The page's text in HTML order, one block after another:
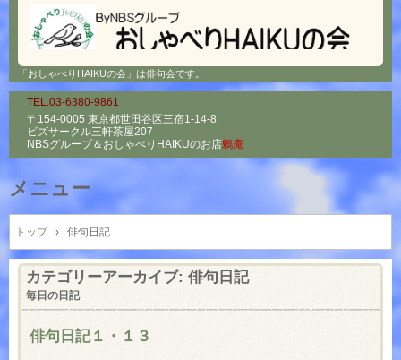
「おしゃべりHAIKUの会」は俳句会です。
TEL.03-6380-9861
〒154-0005 東京都世田谷区三宿1-14-8
ビズサークル三軒茶屋207
NBSグループ＆ おしゃべりHAIKUのお店鶫庵
メニュー
コ
ン
テ
ン
へ
トップ › 俳句日記
カテゴリーアーカイブ: 俳句日記
毎日の日記
俳句日記１・１３